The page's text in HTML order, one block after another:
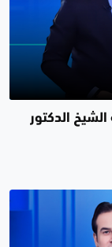
الدكتور